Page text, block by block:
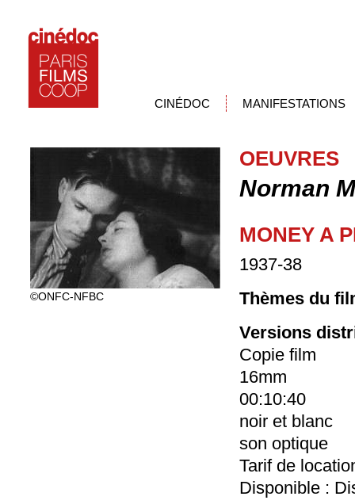
CINÉDOC MANIFESTATIONS
©ONFC-NFBC
OEUVRES
Norman
MONEY A
1937-38
Thèmes du
Versions
Copie film
16mm
00:10:40
noir et blanc
son optique
Tarif de
Disponible :